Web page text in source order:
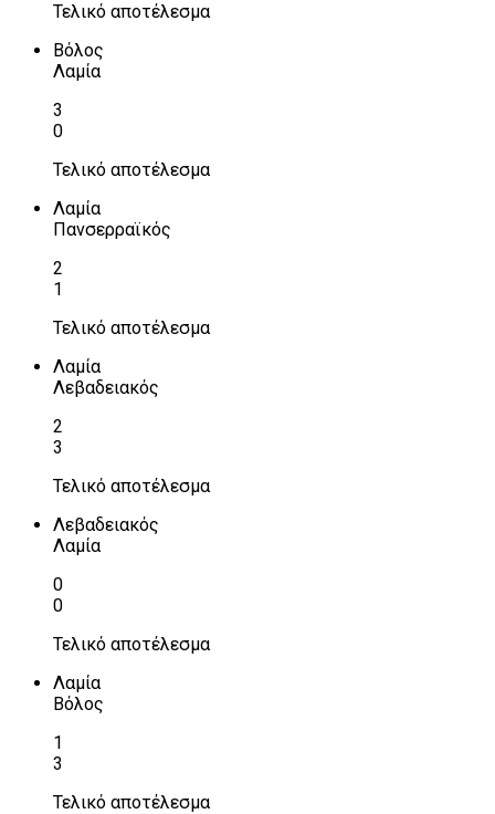
Τελικό αποτέλεσμα
Βόλος
Λαμία
3
0
Τελικό αποτέλεσμα
Λαμία
Πανσερραϊκός
2
1
Τελικό αποτέλεσμα
Λαμία
Λεβαδειακός
2
3
Τελικό αποτέλεσμα
Λεβαδειακός
Λαμία
0
0
Τελικό αποτέλεσμα
Λαμία
Βόλος
1
3
Τελικό αποτέλεσμα